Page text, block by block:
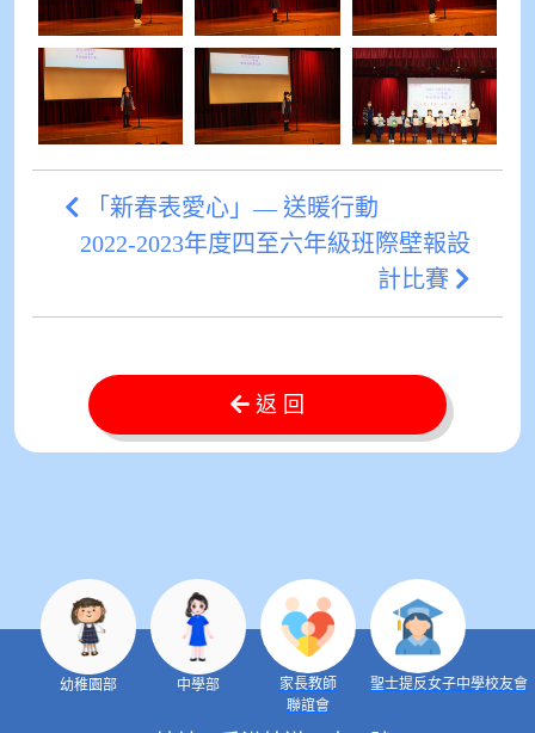
「新春表愛心」— 送暖行動
2022-2023年度四至六年級班際壁報設
計比賽
返 回
幼稚園部 中學部
家長教師
聯誼會
聖士提反女子中學校友會